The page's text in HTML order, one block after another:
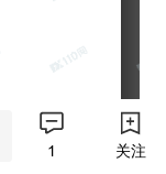
1 关注